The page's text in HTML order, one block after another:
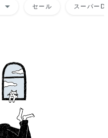
arrow_drop_down セール スーパー